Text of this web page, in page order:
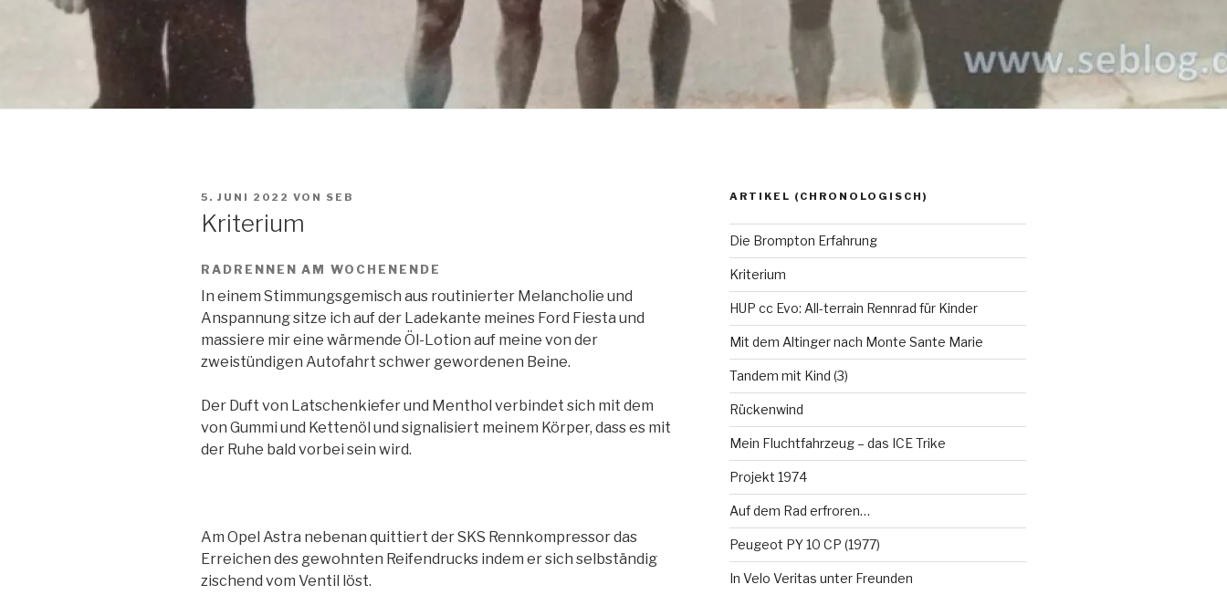
VERÖFFENTLICHT
5. JUNI 2022 VON SEB
Kriterium
RADRENNEN AM WOCHENENDE
In einem Stimmungsgemisch aus routinierter Melancholie und
Anspannung sitze ich auf der Ladekante meines Ford Fiesta und
massiere mir eine wärmende Öl-Lotion auf meine von der
zweistündigen Autofahrt schwer gewordenen Beine.
Der Duft von Latschenkiefer und Menthol verbindet sich mit dem
von Gummi und Kettenöl und signalisiert meinem Körper, dass es mit
der Ruhe bald vorbei sein wird.
Am Opel Astra nebenan quittiert der SKS Rennkompressor das
Erreichen des gewohnten Reifendrucks indem er sich selbständig
zischend vom Ventil löst.
ARTIKEL (CHRONOLOGISCH)
Die Brompton Erfahrung
Kriterium
HUP cc Evo: All-terrain Rennrad für Kinder
Mit dem Altinger nach Monte Sante Marie
Tandem mit Kind (3)
Rückenwind
Mein Fluchtfahrzeug – das ICE Trike
Projekt 1974
Auf dem Rad erfroren…
Peugeot PY 10 CP (1977)
In Velo Veritas unter Freunden